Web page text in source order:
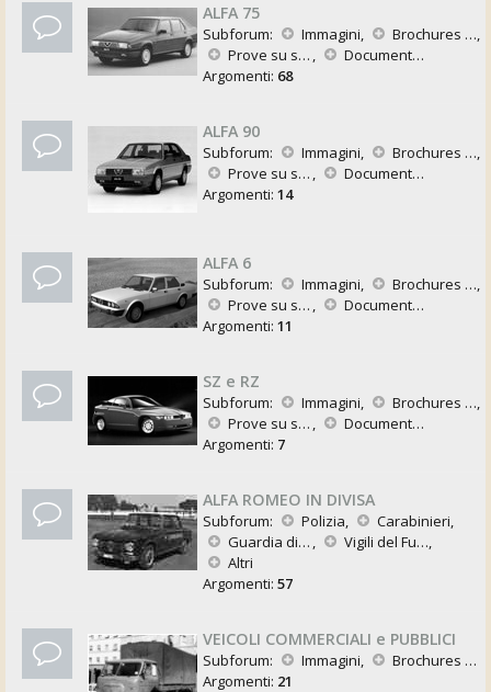
ALFA 75
Subforum: Immagini, Brochures e Pubblicazioni
,
Prove su strada
,
Documentazione Tecnica
Argomenti: 68
ALFA 90
Subforum: Immagini, Brochures e Pubblicazioni
,
Prove su strada
,
Documentazione Tecnica
Argomenti: 14
ALFA 6
Subforum: Immagini, Brochures e Pubblicazioni
,
Prove su strada
,
Documentazione Tecnica
Argomenti: 11
SZ e RZ
Subforum: Immagini, Brochures e Pubblicazioni
,
Prove su strada
,
Documentazione Tecnica
Argomenti: 7
ALFA ROMEO IN DIVISA
Subforum: Polizia, Carabinieri,
Guardia di Finanza
, Vigili del Fuoco
,
Altri
Argomenti: 57
VEICOLI COMMERCIALI e PUBBLICI
Subforum: Immagini,
Brochures e Pubblicazioni
Argomenti: 21